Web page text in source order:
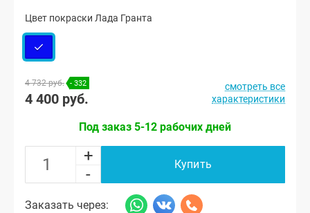
Цвет покраски Лада Гранта
4 732 руб. - 332
4 400 руб.
смотреть все
характеристики
Под заказ 5-12 рабочих дней
+
-
Купить
Заказать через: